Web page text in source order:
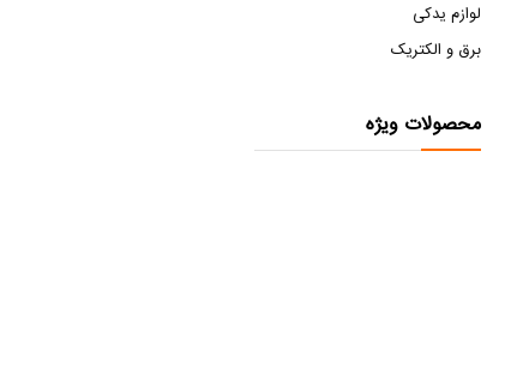
لوازم یدکی
برق و الکتریک
محصولات ویژه